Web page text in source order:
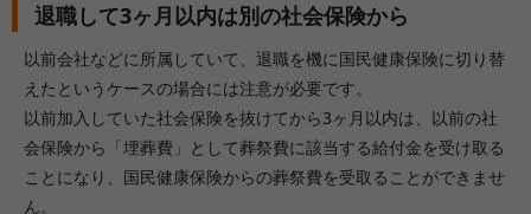
退職して3ヶ月以内は別の社会保険から
以前会社などに所属していて、退職を機に国民健康保険に切り替
えたというケースの場合には注意が必要です。
以前加入していた社会保険を抜けてから3ヶ月以内は、以前の社
会保険から「埋葬費」として葬祭費に該当する給付金を受け取る
ことになり、国民健康保険からの葬祭費を受取ることができませ
ん。